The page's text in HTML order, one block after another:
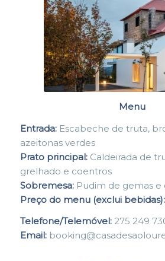
Menu
Entrada:Escabeche de truta,
azeitonas verdes
Prato principal:Caldeirada de
grelhado e coentros
Sobremesa:Pudim de gemas e
Preço do menu (exclui bebidas):
Telefone/Telemóvel:275 249
Email: